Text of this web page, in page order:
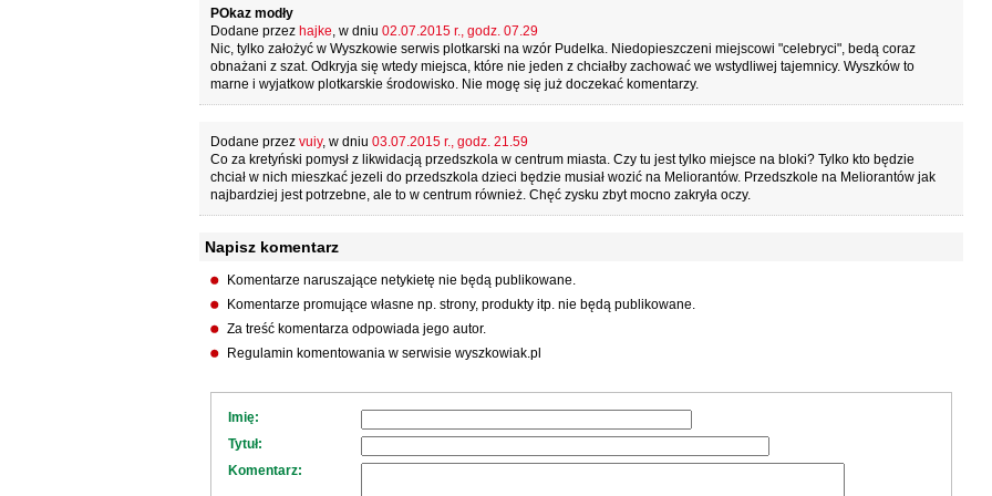
POkaz modły
Dodane przez hajke, w dniu 02.07.2015 r., godz. 07.29
Nic, tylko założyć w Wyszkowie serwis plotkarski na wzór Pudelka. Niedopieszczeni miejscowi "celebryci", bedą coraz
obnażani z szat. Odkryja się wtedy miejsca, które nie jeden z chciałby zachować we wstydliwej tajemnicy. Wyszków to
marne i wyjatkow plotkarskie środowisko. Nie mogę się już doczekać komentarzy.
Dodane przez vuiy, w dniu 03.07.2015 r., godz. 21.59
Co za kretyński pomysł z likwidacją przedszkola w centrum miasta. Czy tu jest tylko miejsce na bloki? Tylko kto będzie
chciał w nich mieszkać jezeli do przedszkola dzieci będzie musiał wozić na Meliorantów. Przedszkole na Meliorantów jak
najbardziej jest potrzebne, ale to w centrum również. Chęć zysku zbyt mocno zakryła oczy.
Napisz komentarz
Komentarze naruszające netykietę nie będą publikowane.
Komentarze promujące własne np. strony, produkty itp. nie będą publikowane.
Za treść komentarza odpowiada jego autor.
Regulamin komentowania w serwisie wyszkowiak.pl
Imię:
Tytuł:
Komentarz: